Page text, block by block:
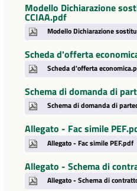
Modello Dichiarazione
CCIAA.pdf
Modello Dichiarazione
Scheda d'offerta
Scheda d'offerta
Schema di domanda di
Schema di domanda di
Allegato - Fac simile
Allegato - Fac simile PEF.pdf
Allegato - Schema di
Allegato - Schema di